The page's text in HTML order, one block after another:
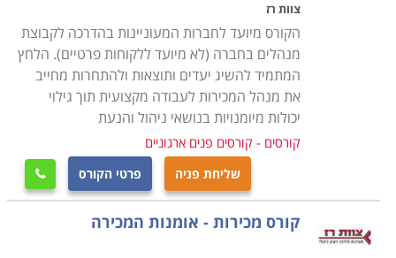
סדנת מסוג זה חשובה גם להעלאת המורל בחברה. כל עובד
אוהב להרגיש שמשקיעים בו, לקבל הזדמנויות להתפתח
ולרכוש כלים חדשים כדי לבצע את עבודתו טוב יותר, כאשר
במכירות מדובר גם עליה בשכר עקב כך. ובינינו - כל עובד
אוהב גם לשבור את השגרה לפעמים ולעבור כמה שעות של
סדנה היא שבירת שגרה. סדנת מכירות לארגונים יכולות
להתקיים בכל חברה בכל עיר, החל מחיפה ונהריה בצפון
דרך תל אביב וירושלים עד באר שבע ואילת.
צוות רז
הקורס מיועד לחברות המעוניינות בהדרכה לקבוצת
מנהלים בחברה (לא מיועד ללקוחות פרטיים). הלחץ
המתמיד להשיג יעדים ותוצאות ולהתחרות מחייב
את מנהל המכירות לעבודה מקצועית תוך גילוי
יכולות מיומנויות בנושאי ניהול והנעת
קורסים - קורסים פנים ארגוניים
שליחת פניה פרטי הקורס 
קורס מכירות - אומנות המכירה